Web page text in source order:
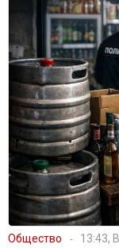
Общество 13:43,